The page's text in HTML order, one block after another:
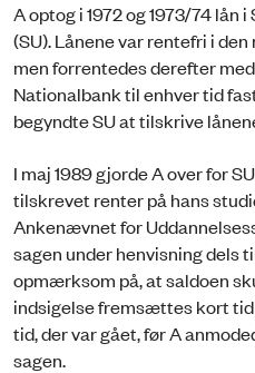
A optog i 1972 og 1973/74
(SU). Lånene var rentefri i
men forrentedes derefter
Nationalbank til enhver tid
begyndte SU at tilskrive
I maj 1989 gjorde A over for
tilskrevet renter på hans
Ankenævnet for
sagen under henvisning dels
opmærksom på, at saldoen
indsigelse fremsættes kort
tid, der var gået, før A
sagen.